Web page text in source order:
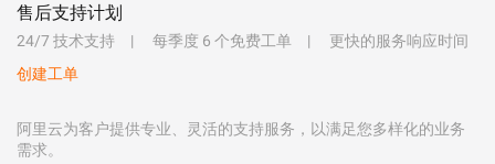
售后支持计划
24/7 技术支持 每季度 6 个免费工单
更快的服务响应时间
创建工单
阿里云为客户提供专业、灵活的支持服务，以满足您多样化的业务
需求。